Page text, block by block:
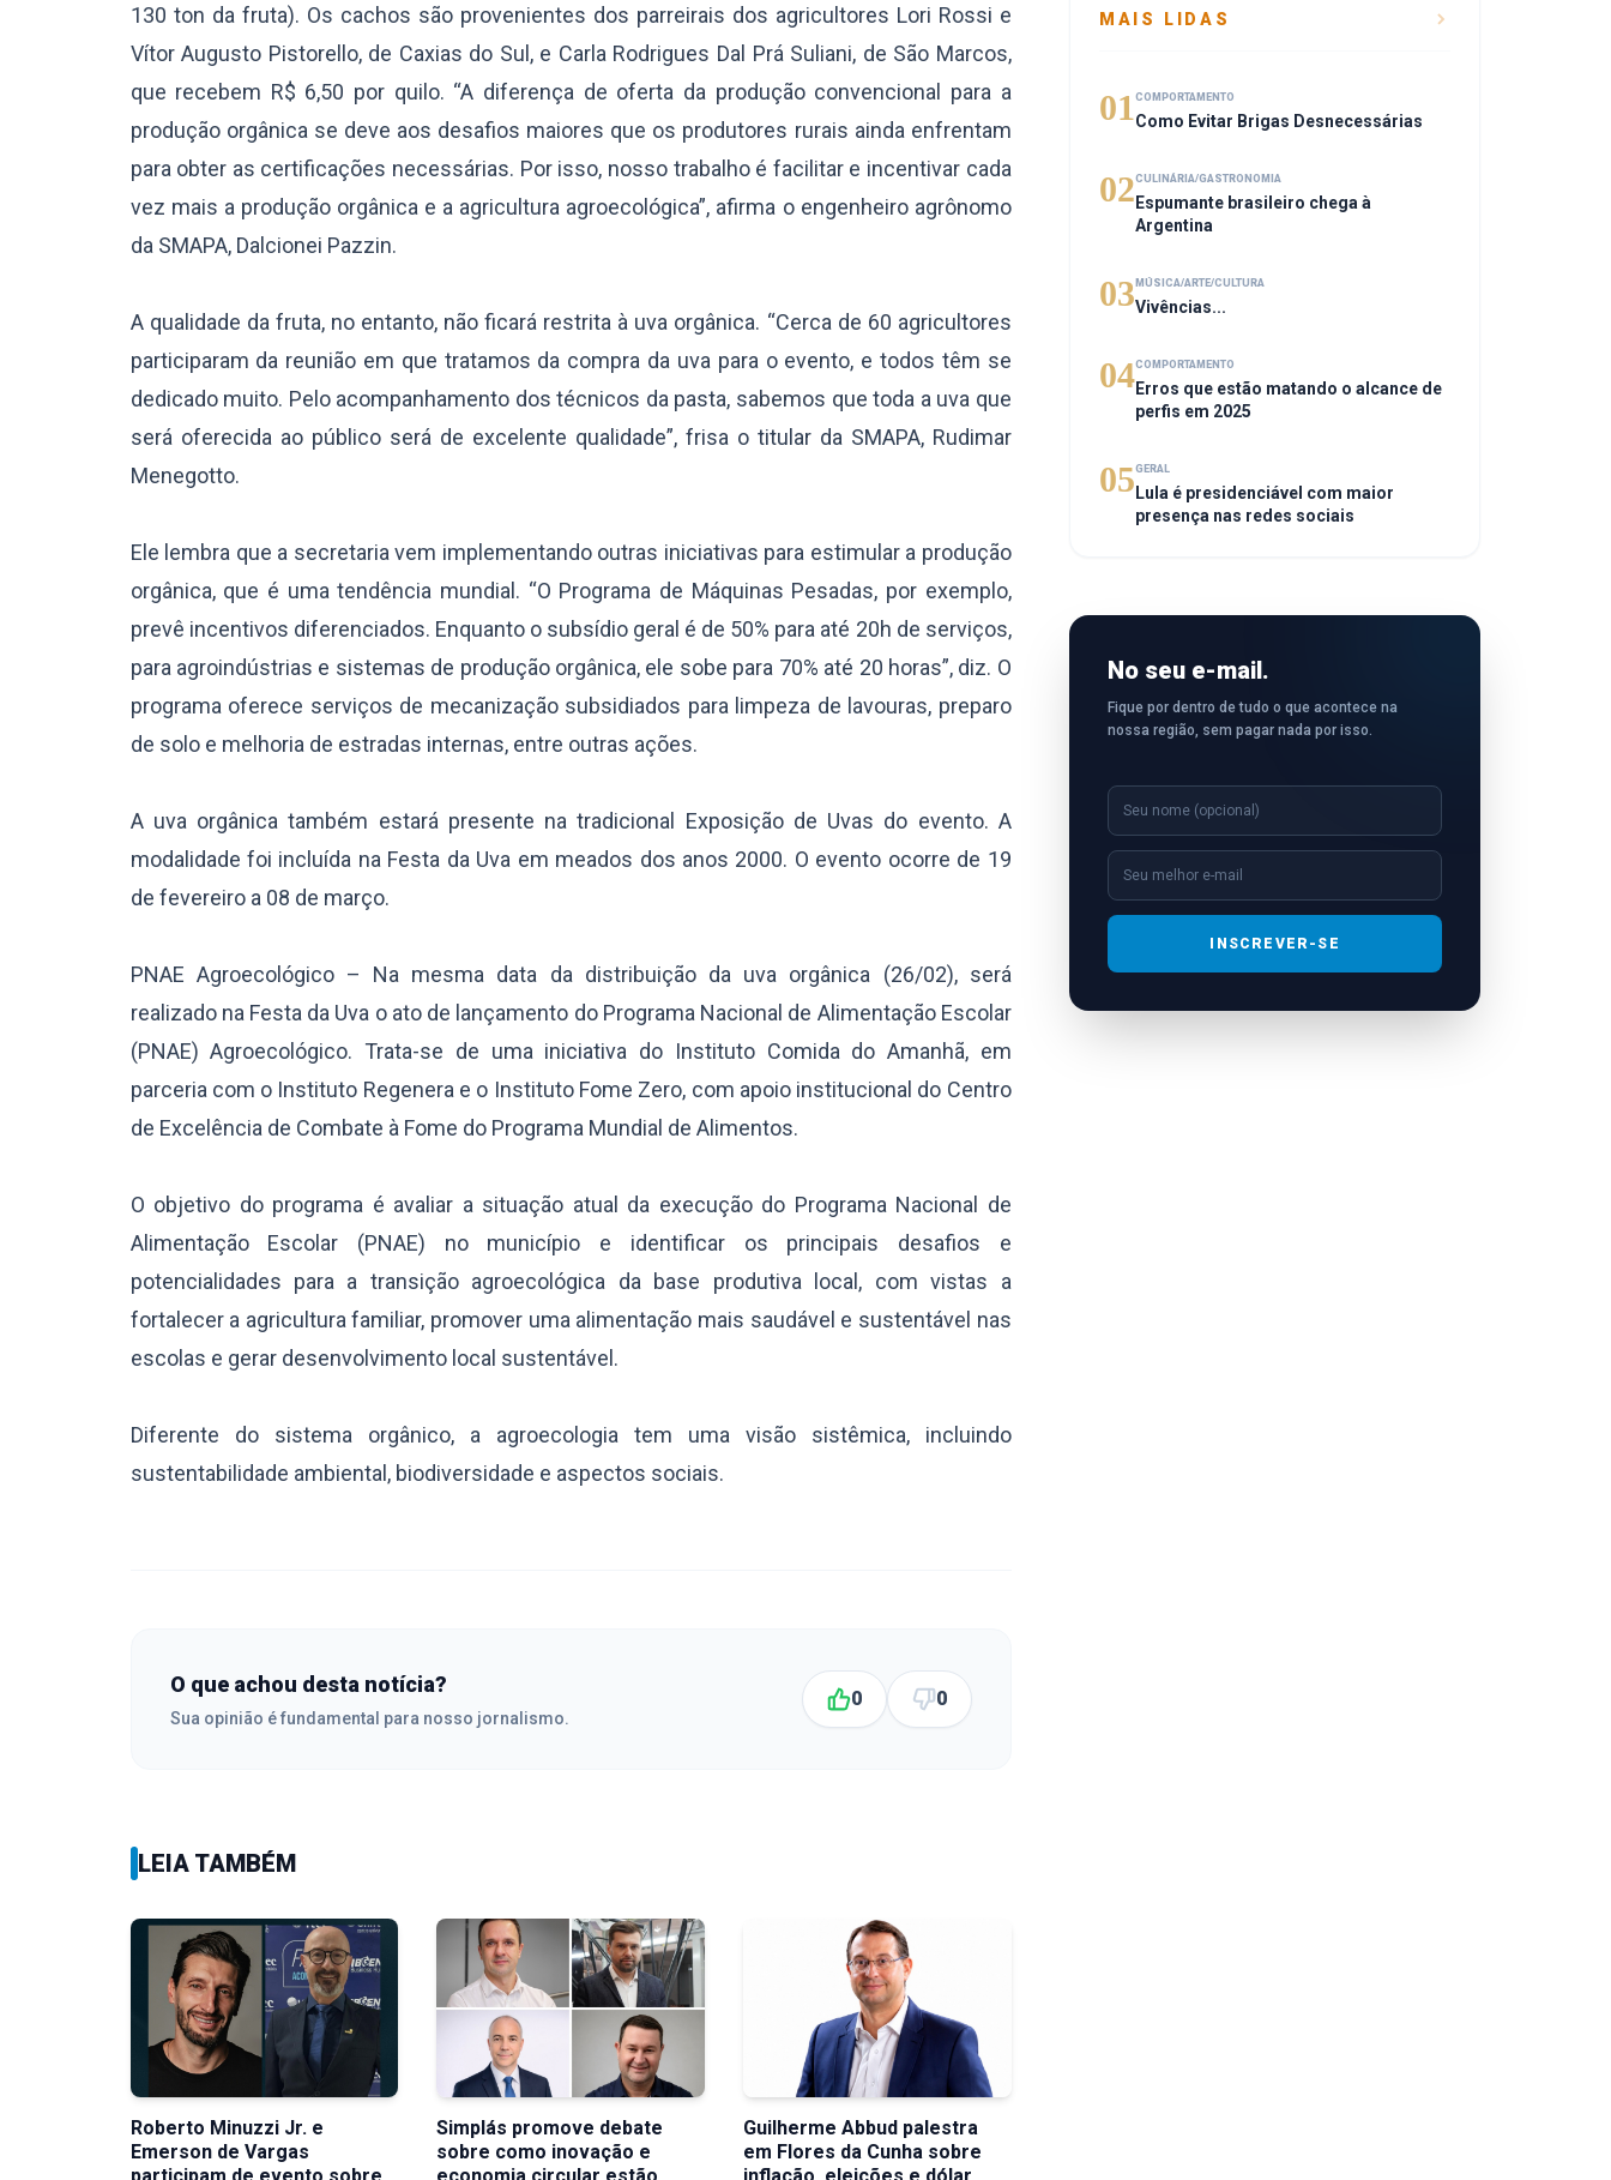
130 ton da fruta). Os cachos são provenientes dos parreirais dos agricultores Lori Rossi e
Vítor Augusto Pistorello, de Caxias do Sul, e Carla Rodrigues Dal Prá Suliani, de São Marcos,
que recebem R$ 6,50 por quilo. “A diferença de oferta da produção convencional para a
produção orgânica se deve aos desafios maiores que os produtores rurais ainda enfrentam
para obter as certificações necessárias. Por isso, nosso trabalho é facilitar e incentivar cada
vez mais a produção orgânica e a agricultura agroecológica”, afirma o engenheiro agrônomo
da SMAPA, Dalcionei Pazzin.
A qualidade da fruta, no entanto, não ficará restrita à uva orgânica. “Cerca de 60 agricultores
participaram da reunião em que tratamos da compra da uva para o evento, e todos têm se
dedicado muito. Pelo acompanhamento dos técnicos da pasta, sabemos que toda a uva que
será oferecida ao público será de excelente qualidade”, frisa o titular da SMAPA, Rudimar
Menegotto.
Ele lembra que a secretaria vem implementando outras iniciativas para estimular a produção
orgânica, que é uma tendência mundial. “O Programa de Máquinas Pesadas, por exemplo,
prevê incentivos diferenciados. Enquanto o subsídio geral é de 50% para até 20h de serviços,
para agroindústrias e sistemas de produção orgânica, ele sobe para 70% até 20 horas”, diz. O
programa oferece serviços de mecanização subsidiados para limpeza de lavouras, preparo
de solo e melhoria de estradas internas, entre outras ações.
A uva orgânica também estará presente na tradicional Exposição de Uvas do evento. A
modalidade foi incluída na Festa da Uva em meados dos anos 2000. O evento ocorre de 19
de fevereiro a 08 de março.
PNAE Agroecológico – Na mesma data da distribuição da uva orgânica (26/02), será
realizado na Festa da Uva o ato de lançamento do Programa Nacional de Alimentação Escolar
(PNAE) Agroecológico. Trata-se de uma iniciativa do Instituto Comida do Amanhã, em
parceria com o Instituto Regenera e o Instituto Fome Zero, com apoio institucional do Centro
de Excelência de Combate à Fome do Programa Mundial de Alimentos.
O objetivo do programa é avaliar a situação atual da execução do Programa Nacional de
Alimentação Escolar (PNAE) no município e identificar os principais desafios e
potencialidades para a transição agroecológica da base produtiva local, com vistas a
fortalecer a agricultura familiar, promover uma alimentação mais saudável e sustentável nas
escolas e gerar desenvolvimento local sustentável.
Diferente do sistema orgânico, a agroecologia tem uma visão sistêmica, incluindo
sustentabilidade ambiental, biodiversidade e aspectos sociais.
O que achou desta notícia?
Sua opinião é fundamental para nosso jornalismo.
0 0
LEIA TAMBÉM
Roberto Minuzzi Jr. e
Emerson de Vargas
Simplás promove debate
sobre como inovação e
Guilherme Abbud palestra
em Flores da Cunha sobre
MAIS LIDAS
01 COMPORTAMENTO
Como Evitar Brigas Desnecessárias
02CULINÁRIA/GASTRONOMIA
Espumante brasileiro chega à
Argentina
03 MÚSICA/ARTE/CULTURA
Vivências...
04COMPORTAMENTO
Erros que estão matando o alcance de
perfis em 2025
05GERAL
Lula é presidenciável com maior
presença nas redes sociais
No seu e-mail.
Fique por dentro de tudo o que acontece na
nossa região, sem pagar nada por isso.
INSCREVER-SE